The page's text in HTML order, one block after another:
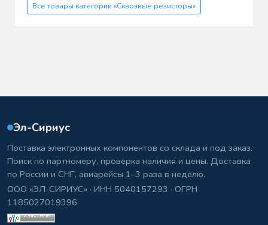
Все товары категории «Сквозные резисторы»
Эл-Сириус
Поставка электронных компонентов со склада и под заказ.
Поиск по партномеру, проверка наличия и цены. Доставка
по России и СНГ, авиарейсы 1–3 раза в неделю.
ООО «ЭЛ-СИРИУС» · ИНН 5040157293 · ОГРН
1185027019396